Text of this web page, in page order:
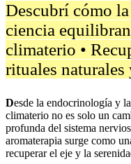
Descubrí cómo
ciencia
climaterio •
rituales naturales
Desde la endocrinología y
climaterio no es solo un
profunda del sistema
aromaterapia surge como
recuperar el eje y la